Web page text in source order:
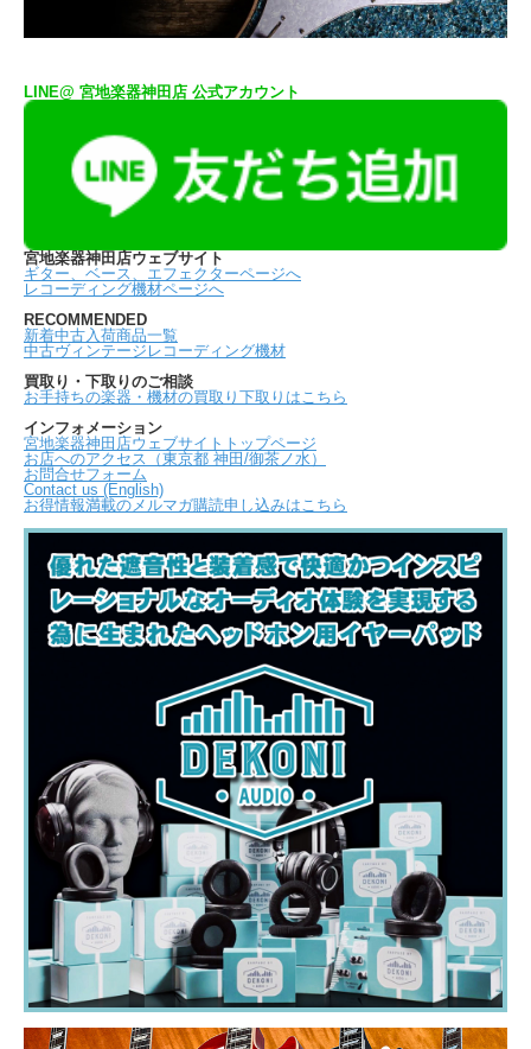
LINE@ 宮地楽器神田店 公式アカウント
宮地楽器神田店ウェブサイト
ギター、ベース、エフェクターページへ
レコーディング機材ページへ
RECOMMENDED
新着中古入荷商品一覧
中古ヴィンテージレコーディング機材
買取り・下取りのご相談
お手持ちの楽器・機材の買取り下取りはこちら
インフォメーション
宮地楽器神田店ウェブサイトトップページ
お店へのアクセス（東京都 神田/御茶ノ水）
お問合せフォーム
Contact us (English)
お得情報満載のメルマガ購読申し込みはこちら